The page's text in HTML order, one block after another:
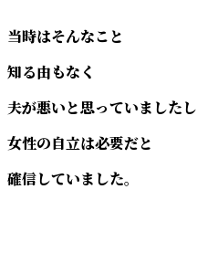
当時はそんなこと
知る由もなく
夫が悪いと思っていましたし
女性の自立は必要だと
確信していました。